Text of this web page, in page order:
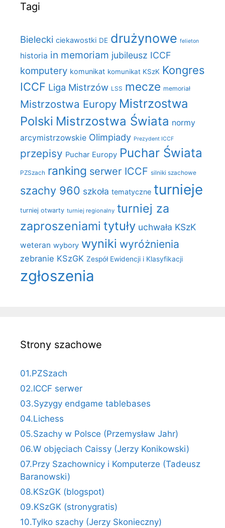
Tagi
Bielecki ciekawostki DE drużynowe felieton
historia in memoriam jubileusz ICCF
komputery komunikat komunikat KSzK Kongres
ICCF Liga Mistrzów LSS mecze memoriał
Mistrzostwa Europy Mistrzostwa
Polski Mistrzostwa Świata normy
arcymistrzowskie Olimpiady Prezydent ICCF
przepisy Puchar Europy Puchar Świata
PZSzach ranking serwer ICCF silniki szachowe
szachy 960 szkoła tematyczne turnieje
turniej otwarty turniej regionalny turniej za
zaproszeniami tytuły uchwała KSzK
weteran wybory wyniki wyróżnienia
zebranie KSzGK Zespół Ewidencji i Klasyfikacji
zgłoszenia
Strony szachowe
01.PZSzach
02.ICCF serwer
03.Syzygy endgame tablebases
04.Lichess
05.Szachy w Polsce (Przemysław Jahr)
06.W objęciach Caissy (Jerzy Konikowski)
07.Przy Szachownicy i Komputerze (Tadeusz
Baranowski)
08.KSzGK (blogspot)
09.KSzGK (stronygratis)
10.Tylko szachy (Jerzy Skonieczny)